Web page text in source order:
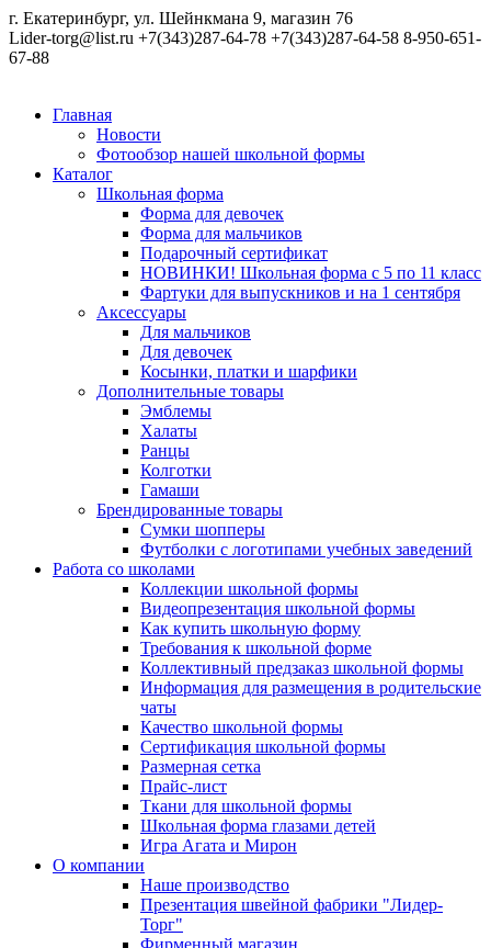
г. Екатеринбург, ул. Шейнкмана 9, магазин 76
Lider-torg@list.ru +7(343)287-64-78 +7(343)287-64-58 8-950-651-
67-88
Главная
Новости
Фотообзор нашей школьной формы
Каталог
Школьная форма
Форма для девочек
Форма для мальчиков
Подарочный сертификат
НОВИНКИ! Школьная форма с 5 по 11 класс
Фартуки для выпускников и на 1 сентября
Аксессуары
Для мальчиков
Для девочек
Косынки, платки и шарфики
Дополнительные товары
Эмблемы
Халаты
Ранцы
Колготки
Гамаши
Брендированные товары
Сумки шопперы
Футболки с логотипами учебных заведений
Работа со школами
Коллекции школьной формы
Видеопрезентация школьной формы
Как купить школьную форму
Требования к школьной форме
Коллективный предзаказ школьной формы
Информация для размещения в родительские
чаты
Качество школьной формы
Сертификация школьной формы
Размерная сетка
Прайс-лист
Ткани для школьной формы
Школьная форма глазами детей
Игра Агата и Мирон
О компании
Наше производство
Презентация швейной фабрики "Лидер-
Торг"
Фирменный магазин